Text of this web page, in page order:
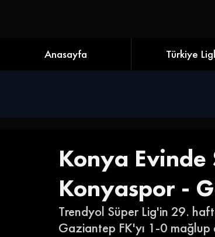
Anasayfa Türkiye
Konya Evinde
Konyaspor -
Trendyol Süper Lig'in 29.
Gaziantep FK'yı 1-0 mağlup